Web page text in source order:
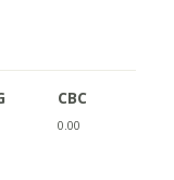
CBC
0.00